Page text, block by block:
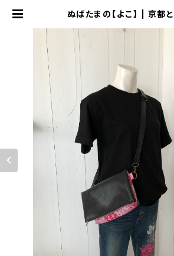
ぬばたまの【よこ】 | 京都と